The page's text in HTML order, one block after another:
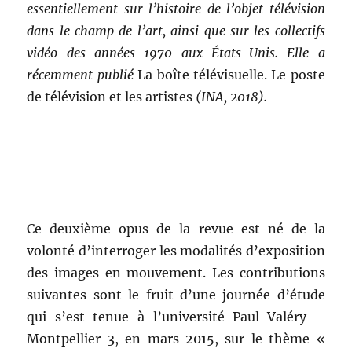
essentiellement sur l’histoire de l’objet télévision
dans le champ de l’art, ainsi que sur les collectifs
vidéo des années 1970 aux États-Unis.Elle a
récemment publiéLa boîte télévisuelle. Le poste
de télévision et les artistes (INA, 2018). —
Ce deuxième opus de la revue est né de la
volonté d’interroger les modalités d’exposition
des images en mouvement. Les contributions
suivantes sont le fruit d’une journée d’étude
qui s’est tenue à l’université Paul-Valéry –
Montpellier 3, en mars 2015, sur le thème «